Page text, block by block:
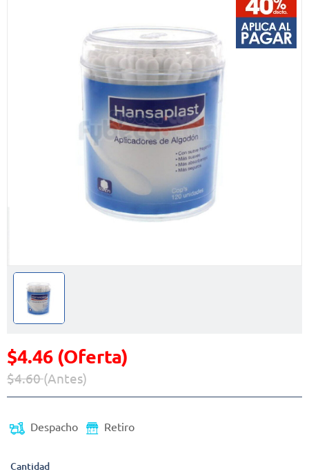
$4.46 (Oferta)
Precio reducido de
$4.60(Antes)
Despacho Retiro
Cantidad